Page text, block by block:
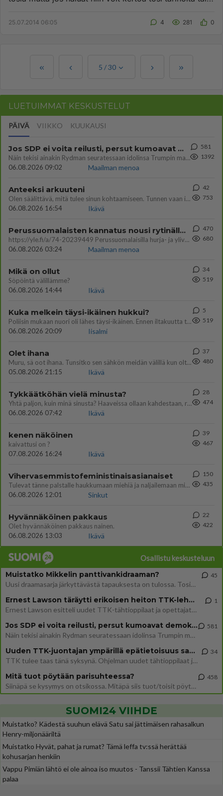
25.07.2014 06:05 4 281 0
5 /30
LUETUIMMAT KESKUSTELUT
PÄIVÄ VIIKKO KUUKAUSI
Jos SDP ei voita reilusti, persut kumoavat demokratian Suomesta
Näin tekisi ainakin Rydman seuratessaan idolinsa Trumpin mallia https://www.is.fi/politiikka/art-2000012187244.html
06.08.2026 09:02
Maailman menoa
581
1392
Anteeksi arkuuteni
Olen säälittävä, mitä tulee sinun kohtaamiseen. Tunnen vaan itseni todella epävarmaksi sun kanssa. Jos minun olisi pitän
06.08.2026 16:54
Ikävä
42
753
Perussuomalaisten kannatus nousi rytinällä Ylen tänään julkaisemassa tuoreimmassa gallup-kyselyssä.
https://yle.fi/a/74-20239449 Perussuomalaisilla hurja- ja ylivoimaisesti suurin nousu tässä uudessa Ylen gallupissa. Kyl
06.08.2026 03:24
Maailman menoa
470
680
Mikä on ollut
Söpöintä välillämme?
06.08.2026 14:44
Ikävä
34
519
Kuka melkein täysi-ikäinen hukkui?
Poliisin mukaan nuori oli lähes täysi-ikäinen. Ennen iltakuutta tulleen ilmoituksen mukaan ihminen oli joutunut mahdoll
06.08.2026 20:09
Iisalmi
5
519
Olet ihana
Muru, sä oot ihana. Tunsitko sen sähkön meidän välillä kun oltiin ihan låhekkäin? 👩‍❤️‍👩❤️😼😘
05.08.2026 21:15
Ikävä
37
480
Tykkäätköhän vielä minusta?
Yhtä paljon, kuin minä sinusta? Haaveissa ollaan kahdestaan, rauhassa ja lähennytään fyysisesti ja tutustutaan syvemmin
06.08.2026 07:42
Ikävä
28
474
kenen näköinen
kaivattusi on ?
07.08.2026 16:24
Ikävä
39
467
Vihervasemmistofeministinaisasianaiset
Tulevat tänne palstalle haukkumaan miehiä ja naljailemaan miehelle, kehuvat olevansa heitä parempia. Itse asuvat MIEHE
06.08.2026 12:01
Sinkut
150
435
Hyvännäköinen pakkaus
Olet hyvännäköinen pakkaus nainen.
06.08.2026 13:03
Ikävä
22
422
Osallistu keskusteluun
Muistatko Mikkelin panttivankidraaman?
Uusi draamasarja järkyttävästä tapauksesta on tulossa. Tositapahtumiin perustuva sarja ammentaa vuoden 1986 Mikkelin pan
45
Ernest Lawson täräytti erikoisen heiton TTK-lehdistötilaisuudessa: " Onko tässä tarkoituksena...?"
Ernest Lawson esitteli uudet TTK-tähtioppilaat ja opettajat torstaina 6.8. lehdistölle. Tulevalla kaudella on yksi hausk
1
Jos SDP ei voita reilusti, persut kumoavat demokratian Suomesta
Näin tekisi ainakin Rydman seuratessaan idolinsa Trumpin mallia https://www.is.fi/politiikka/art-2000012187244.html
581
Uuden TTK-juontajan ympärillä epätietoisuus sakenee - Nyt MTV hämmentää soppaa
TTK tulee taas tänä syksynä. Ohjelman uudet tähtioppilaat julkistetaan torstaina 6. elokuuta klo 14 alkavassa lehdistö
34
Mitä tuot pöytään parisuhteessa?
Siinäpä se kysymys on otsikossa. Mitäpä siis tuot/toisit pöytään parisuhteessa? Oletko mies vai nainen? Koetko sen mitä
458
SUOMI24 VIIHDE
Muistatko? Kädestä suuhun elävä Satu sai jättimäisen rahasalkun
Henry-miljonääriltä
Muistatko Hyvät, pahat ja rumat? Tämä leffa tv:ssä herättää
kohusarjan henkiin
Vappu Pimiän lähtö ei ole ainoa iso muutos - Tanssii Tähtien Kanssa
palaa